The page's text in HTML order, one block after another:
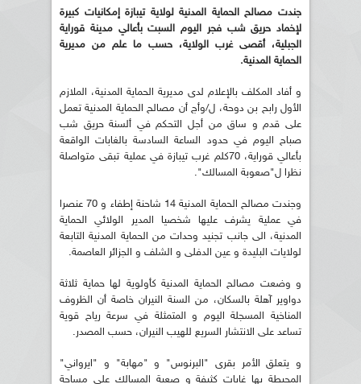
جندت مصالح الحماية المدنية لولاية تيبازة إمكانيات كبيرة
لإخماد حريق شب فجر اليوم السبت بأعالي مدينة قوراية
الجبلية، أقصى غرب الولاية، حسب ما علم من مديرية
الحماية المدنية.
و أفاد المكلف بالإعلام لدى مديرية الحماية المدنية، الملازم
الأول رابح بن دوحة، ل/وأج أن مصالح الحماية المدنية تعمل
على قدم و ساق من أجل التحكم في ألسنة حريق شب
صباح اليوم في حدود الساعة السادسة بالغابات الواقعة
بأعالي قوراية، 70كلم غرب تيبازة في عملية تبقى متواصلة
نظرا ل"صعوبة المسالك".
وجندت مصالح الحماية المدنية 14 شاحنة إطفاء و 70 عنصرا
في عملية يشرف عليها شخصيا المدير الولائي الحماية
المدنية، الى جانب تجنيد وحدات من الحماية المدنية التابعة
لولايات البليدة و عين الدفلى و الشلف و الجزائر العاصمة.
و وضعت مصالح الحماية المدنية كأولوية لها حماية ثلاثة
دواوير آهلة بالسكان، من السنة النيران خاصة أن الظروف
المناخية المسجلة اليوم و المتمثلة في سرعة رياح قوية
تساعد على الانتشار السريع للهيب النيران، حسب المصدر.
و يتعلق الأمر بقرى "البرنوس" و "مهابة" و "ايرواني"
المحيطة بها غابات كثيفة و صعبة المسالك على مساحة